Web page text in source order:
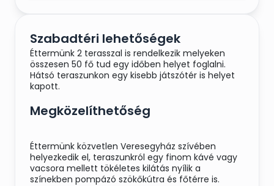
Szabadtéri lehetőségek
Éttermünk 2 terasszal is rendelkezik melyeken
összesen 50 fő tud egy időben helyet foglalni.
Hátsó teraszunkon egy kisebb játszótér is helyet
kapott.
Megközelíthetőség
Éttermünk közvetlen Veresegyház szívében
helyezkedik el, teraszunkról egy finom kávé vagy
vacsora mellett tökéletes kilátás nyílik a
színekben pompázó szökőkútra és főtérre is.